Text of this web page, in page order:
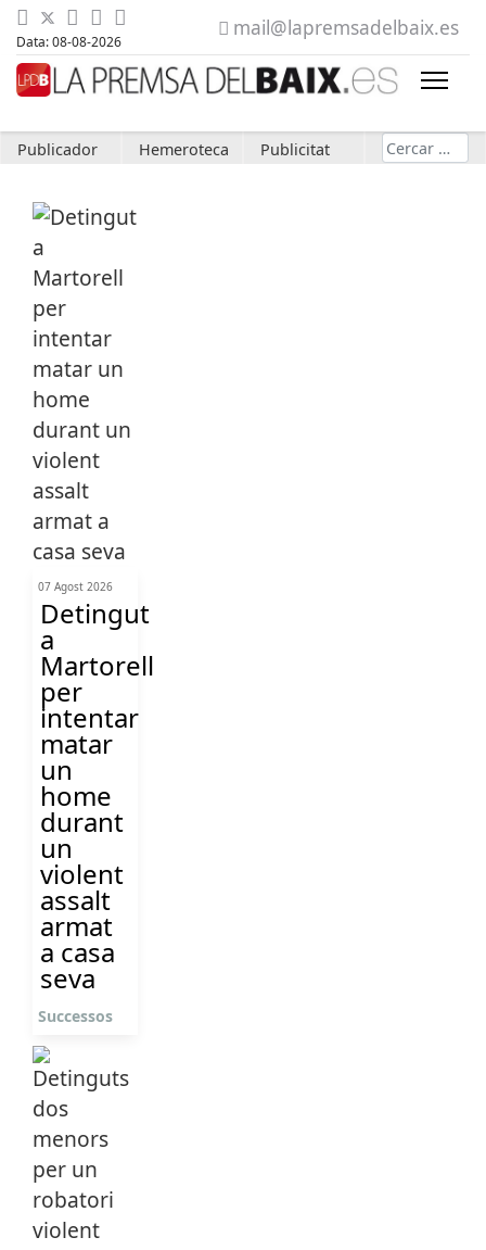
Data: 08-08-2026
mail@lapremsadelbaix.es
Publicador Hemeroteca Publicitat Cerca
07 Agost 2026
Detingut
a
Martorell
per
intentar
matar
un
home
durant
un
violent
assalt
armat
a casa
seva
Successos